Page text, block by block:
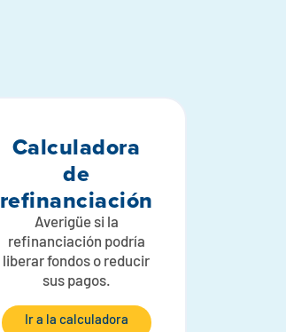
Calculadora
de
refinanciación
Averigüe si la
refinanciación podría
liberar fondos o reducir
sus pagos.
Ir a la calculadora